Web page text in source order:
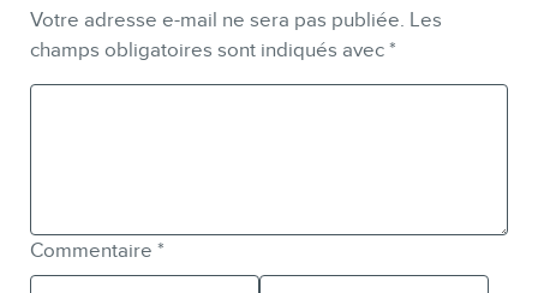
Votre adresse e-mail ne sera pas publiée. Les
champs obligatoires sont indiqués avec *
Commentaire *